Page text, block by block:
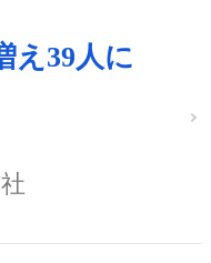
え39人に